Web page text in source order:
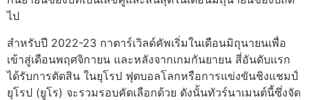
ไป
สำหรับปี 2022-23 กาตาร์เวิลด์คัพเริ่มในเดือนมิถุนายนเพื่อ
เข้าสู่เดือนพฤศจิกายน และหลังจากเกมกันยายน สี่อันดับแรก
ได้รับการตัดสิน ในยุโรป ฟุตบอลโลกหรือการแข่งขันชิงแชมป์
ยุโรป (ยูโร) จะรวมรอบคัดเลือกด้วย ดังนั้นทัวร์นาเมนต์นี้ซึ่งจัด